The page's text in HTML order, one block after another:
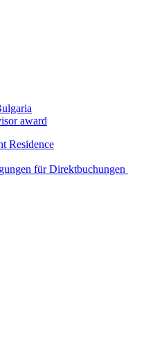
Residence
für Direktbuchungen